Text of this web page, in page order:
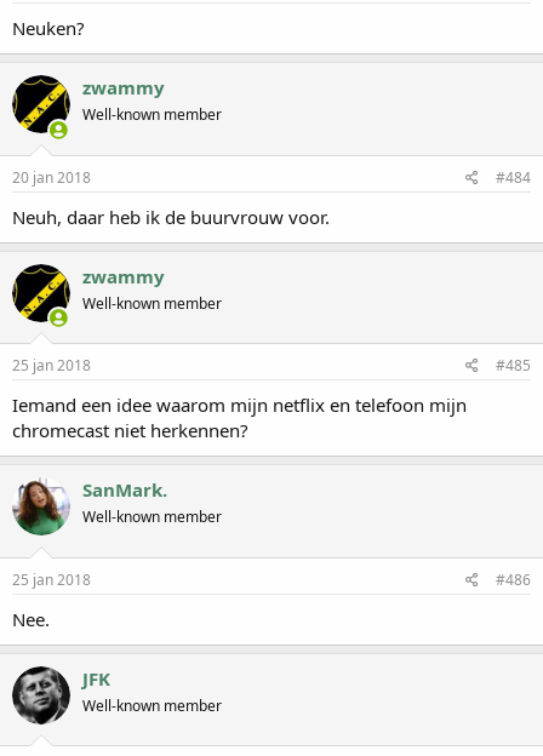
Neuken?
zwammy
Well-known member
20 jan 2018 #484
Neuh, daar heb ik de buurvrouw voor.
zwammy
Well-known member
25 jan 2018 #485
Iemand een idee waarom mijn netflix en telefoon mijn
chromecast niet herkennen?
SanMark.
Well-known member
25 jan 2018 #486
Nee.
JFK
Well-known member